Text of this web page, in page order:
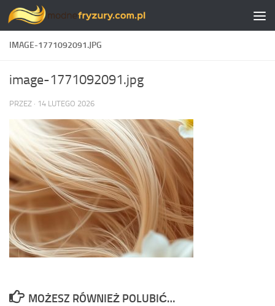
Skip to content
IMAGE-1771092091.JPG
image-1771092091.jpg
PRZEZ · 14 LUTEGO 2026
MOŻESZ RÓWNIEŻ POLUBIĆ…